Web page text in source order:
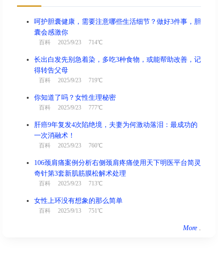
呵护胆囊健康，需要注意哪些生活细节？做好3件事，胆
囊会感激你
百科 2025/9/23 714℃
长出白发先别急着染，多吃3种食物，或能帮助改善，记
得转告父母
百科 2025/9/23 719℃
你知道了吗？女性生理秘密
百科 2025/9/23 777℃
肝癌9年复发4次陷绝境，夫妻为何激动落泪：最成功的
一次消融术！
百科 2025/9/23 760℃
106颈肩痛案例分析右侧颈肩疼痛使用天下明医平台简灵
奇针第3套新肌筋膜松解术处理
百科 2025/9/23 713℃
女性上环没有想象的那么简单
百科 2025/9/13 751℃
More